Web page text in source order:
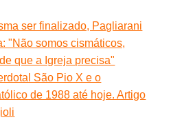
ser finalizado, Pagliarani
"Não somos cismáticos,
que a Igreja precisa"
São Pio X e o
de 1988 até hoje. Artigo